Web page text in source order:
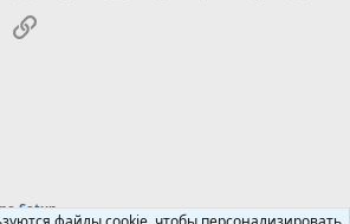
почта
Ссылка
Setup